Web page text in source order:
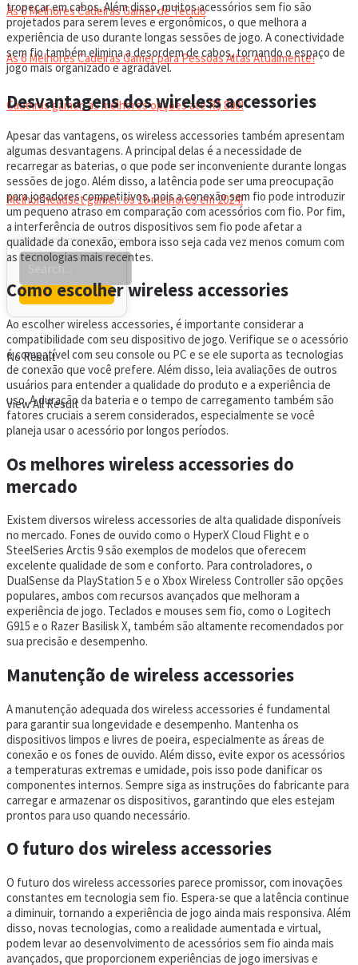
As 6 Melhores Cadeiras Gamer de Tecido
As 6 Melhores Cadeiras Gamer para Pessoas Altas Atualmente!
Cadeiras gamer: as melhores opções até R$ 800!
HEADSET
Melhor headset gamer: os 10 melhores em 2024!
No Result
View All Result
tropeçar em cabos. Além disso, muitos acessórios sem fio são
projetados para serem leves e ergonômicos, o que melhora a
experiência de uso durante longas sessões de jogo. A conectividade
sem fio também elimina a desordem de cabos, tornando o espaço de
jogo mais organizado e agradável.
Desvantagens dos wireless accessories
Apesar das vantagens, os wireless accessories também apresentam
algumas desvantagens. A principal delas é a necessidade de
recarregar as baterias, o que pode ser inconveniente durante longas
sessões de jogo. Além disso, a latência pode ser uma preocupação
para jogadores competitivos, pois a conexão sem fio pode introduzir
um pequeno atraso em comparação com acessórios com fio. Por fim,
a interferência de outros dispositivos sem fio pode afetar a
qualidade da conexão, embora isso seja cada vez menos comum com
as tecnologias mais recentes.
Como escolher wireless accessories
Ao escolher wireless accessories, é importante considerar a
compatibilidade com seu dispositivo de jogo. Verifique se o acessório
é compatível com seu console ou PC e se ele suporta as tecnologias
de conexão que você prefere. Além disso, leia avaliações de outros
usuários para entender a qualidade do produto e a experiência de
uso. A duração da bateria e o tempo de carregamento também são
fatores cruciais a serem considerados, especialmente se você
planeja usar o acessório por longos períodos.
Os melhores wireless accessories do
mercado
Existem diversos wireless accessories de alta qualidade disponíveis
no mercado. Fones de ouvido como o HyperX Cloud Flight e o
SteelSeries Arctis 9 são exemplos de modelos que oferecem
excelente qualidade de som e conforto. Para controladores, o
DualSense da PlayStation 5 e o Xbox Wireless Controller são opções
populares, ambos com recursos avançados que melhoram a
experiência de jogo. Teclados e mouses sem fio, como o Logitech
G915 e o Razer Basilisk X, também são altamente recomendados por
sua precisão e desempenho.
Manutenção de wireless accessories
A manutenção adequada dos wireless accessories é fundamental
para garantir sua longevidade e desempenho. Mantenha os
dispositivos limpos e livres de poeira, especialmente as áreas de
conexão e os fones de ouvido. Além disso, evite expor os acessórios
a temperaturas extremas e umidade, pois isso pode danificar os
componentes internos. Sempre siga as instruções do fabricante para
carregar e armazenar os dispositivos, garantindo que eles estejam
prontos para uso quando necessário.
O futuro dos wireless accessories
O futuro dos wireless accessories parece promissor, com inovações
constantes em tecnologia sem fio. Espera-se que a latência continue
a diminuir, tornando a experiência de jogo ainda mais responsiva. Além
disso, novas tecnologias, como a realidade aumentada e virtual,
podem levar ao desenvolvimento de acessórios sem fio ainda mais
avançados, que proporcionem experiências de jogo imersivas e